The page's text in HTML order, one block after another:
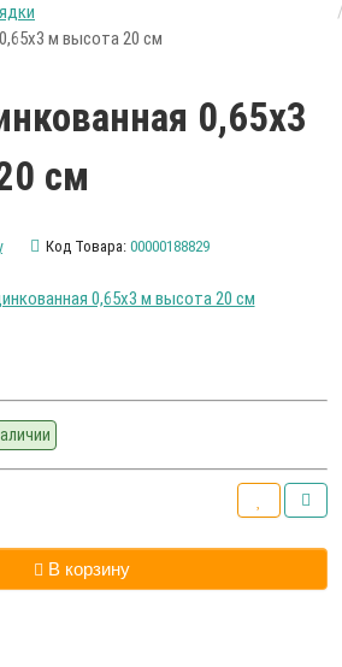
м высота 20 см
0,65х3
см
Код Товара: 00000188829
В корзину